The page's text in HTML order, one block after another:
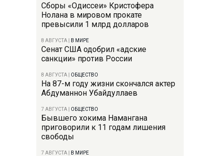
Сборы «Одиссеи» Кристофера
Нолана в мировом прокате
превысили 1 млрд долларов
8 АВГУСТА В МИРЕ
Сенат США одобрил «адские
санкции» против России
8 АВГУСТА ОБЩЕСТВО
На 87-м году жизни скончался актер
Абдуманнон Убайдуллаев
7 АВГУСТА ОБЩЕСТВО
Бывшего хокима Намангана
приговорили к 11 годам лишения
свободы
7 АВГУСТА В МИРЕ